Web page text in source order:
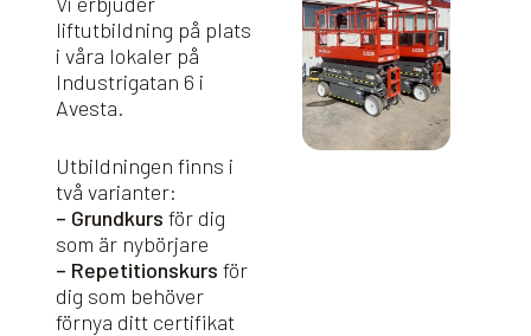
liftutbildning på plats
i våra lokaler på
Industrigatan 6 i
Avesta.
Utbildningen finns i
två varianter:
– Grundkurs för dig
som är nybörjare
– Repetitionskurs för
dig som behöver
förnya ditt certifikat